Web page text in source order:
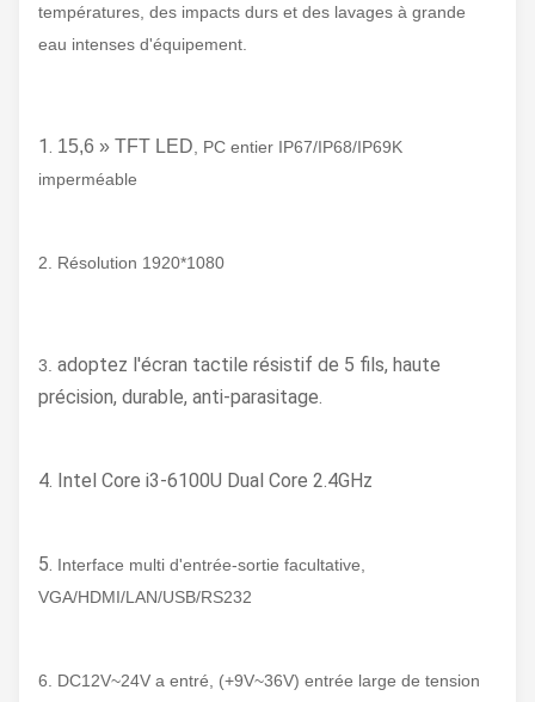
températures, des impacts durs et des lavages à grande
eau intenses d'équipement.
1. 15,6 » TFT LED , PC entier IP67/IP68/IP69K
imperméable
2. Résolution 1920*1080
3. adoptez l'écran tactile résistif de 5 fils, haute
précision, durable, anti-parasitage.
4. Intel Core i3-6100U Dual Core 2.4GHz
5. Interface multi d'entrée-sortie facultative,
VGA/HDMI/LAN/USB/RS232
6. DC12V~24V a entré, (+9V~36V) entrée large de tension